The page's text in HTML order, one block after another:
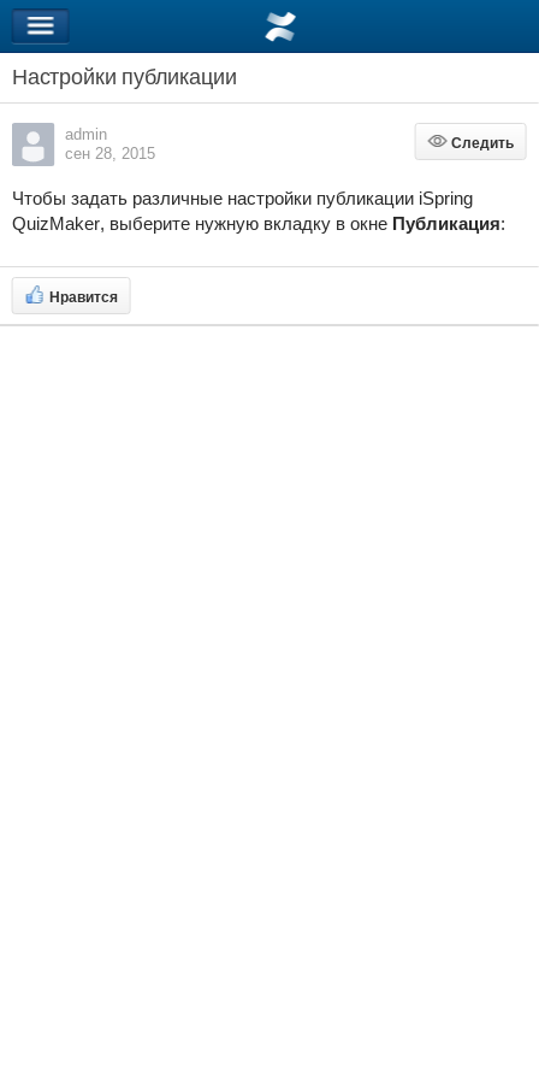
Настройки публикации
admin
сен 28, 2015
Следить
Следить
Чтобы задать различные настройки публикации iSpring
QuizMaker, выберите нужную вкладку в окне Публикация:
Нравится